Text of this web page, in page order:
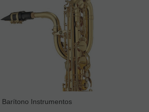
Barítono Instrumentos